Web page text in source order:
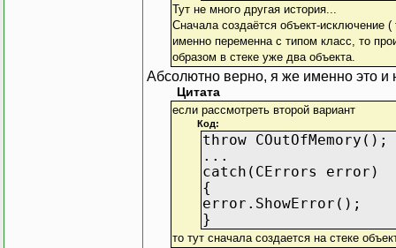
Тут не много другая история...
Сначала создаётся объект-исключение
именно переменна с типом класс, то
образом в стеке уже два объекта.
Абсолютно верно, я же именно это и
Цитата
если рассмотреть второй вариант
Код:
throw COutOfMemory();
...
catch(CErrors error)
{
error.ShowError();
}
то тут сначала создается на стеке